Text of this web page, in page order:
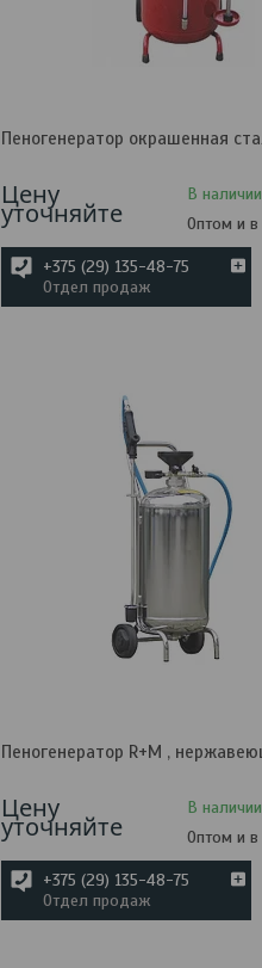
Пеногенератор окрашенная
Цену
уточняйте
В наличии
Оптом и
+375 (29) 135-48-75
Отдел продаж
Пеногенератор R+M ,
Цену
уточняйте
В наличии
Оптом и
+375 (29) 135-48-75
Отдел продаж